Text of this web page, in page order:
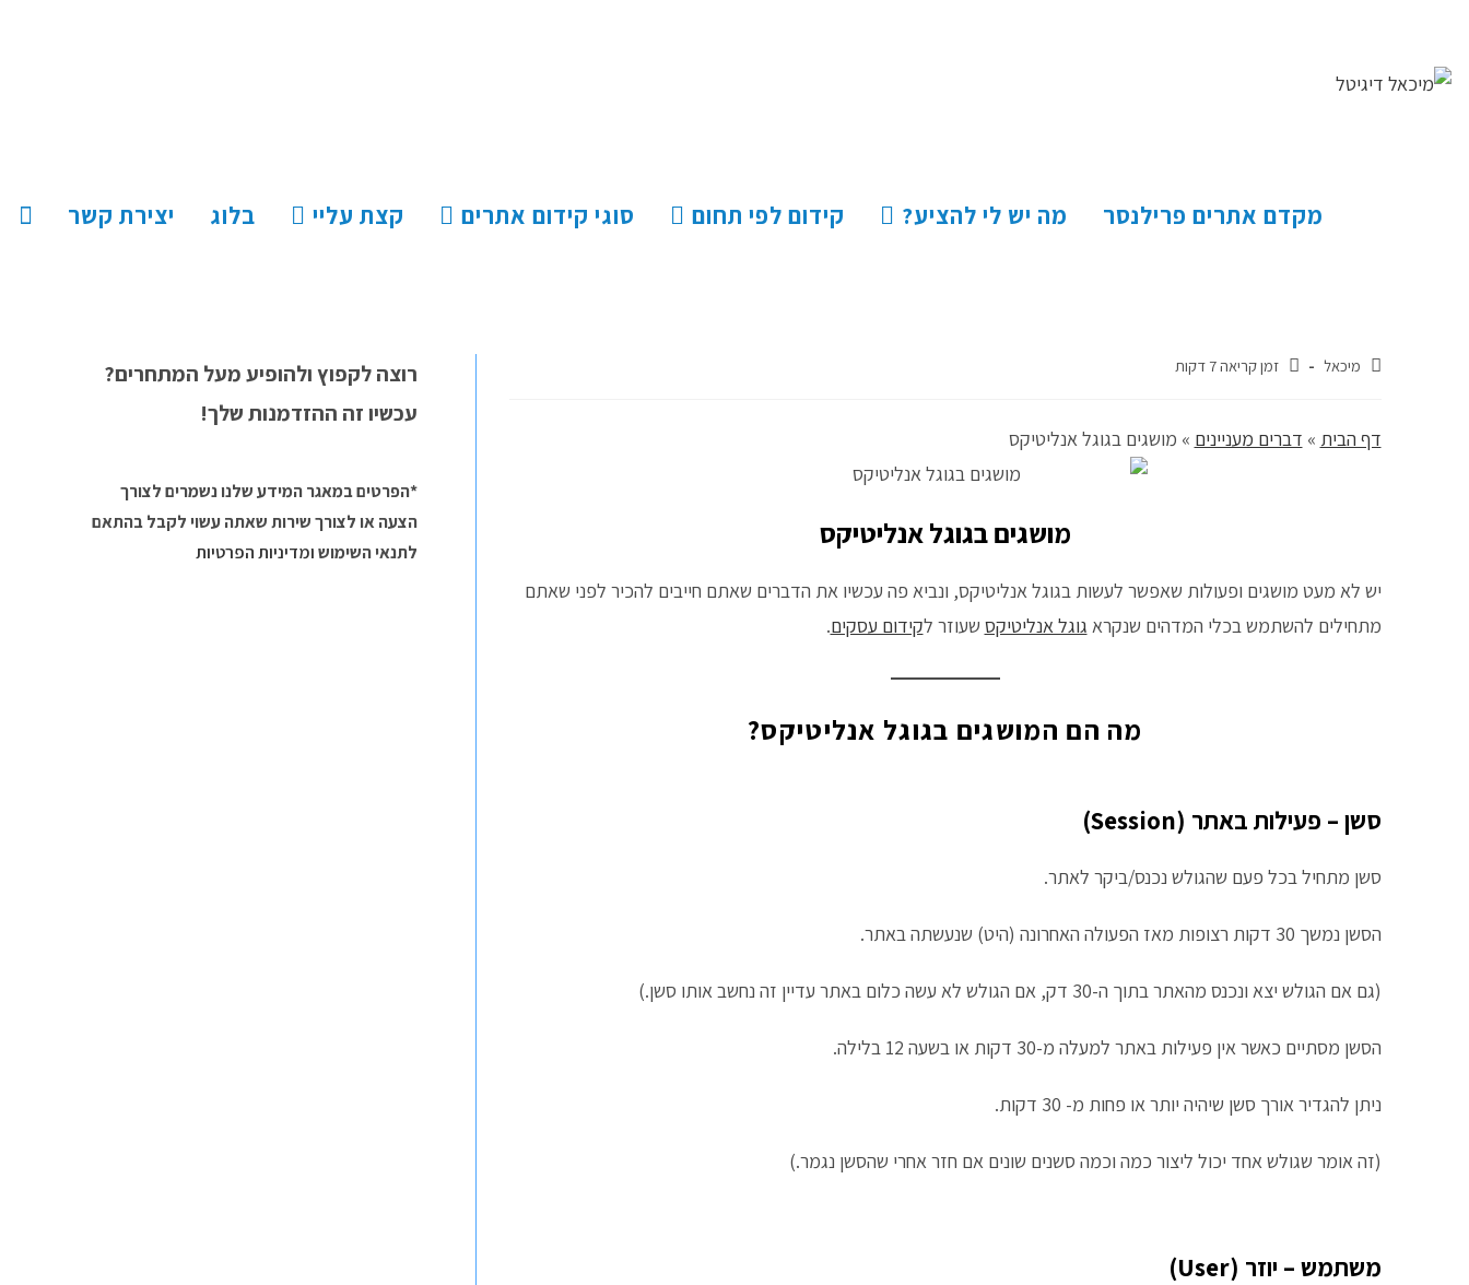
מקדם אתרים פרילנסר מה יש לי להציע? קידום לפי תחום סוגי קידום אתרים קצת עליי בלוג יצירת קשר
מיכאל זמן קריאה 7 דקות
דף הבית » דברים מעניינים » מושגים בגוגל אנליטיקס
מושגים בגוגל אנליטיקס
יש לא מעט מושגים ופעולות שאפשר לעשות בגוגל אנליטיקס, ונביא פה עכשיו את הדברים שאתם חייבים להכיר לפני שאתם
מתחילים להשתמש בכלי המדהים שנקרא גוגל אנליטיקס שעוזר לקידום עסקים.
מה הם המושגים בגוגל אנליטיקס?
סשן – פעילות באתר (Session)
סשן מתחיל בכל פעם שהגולש נכנס/ביקר לאתר.
הסשן נמשך 30 דקות רצופות מאז הפעולה האחרונה (היט) שנעשתה באתר.
(גם אם הגולש יצא ונכנס מהאתר בתוך ה-30 דק, אם הגולש לא עשה כלום באתר עדיין זה נחשב אותו סשן.)
הסשן מסתיים כאשר אין פעילות באתר למעלה מ-30 דקות או בשעה 12 בלילה.
ניתן להגדיר אורך סשן שיהיה יותר או פחות מ- 30 דקות.
(זה אומר שגולש אחד יכול ליצור כמה וכמה סשנים שונים אם חזר אחרי שהסשן נגמר.)
משתמש – יוזר (User)
רוצה לקפוץ ולהופיע מעל המתחרים?
עכשיו זה ההזדמנות שלך!
*הפרטים במאגר המידע שלנו נשמרים לצורך
הצעה או לצורך שירות שאתה עשוי לקבל בהתאם
לתנאי השימושומדיניות הפרטיות